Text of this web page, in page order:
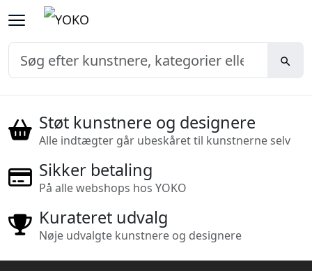
Støt kunstnere og designere
Alle indtægter går ubeskåret til kunstnerne selv
Sikker betaling
På alle webshops hos YOKO
Kurateret udvalg
Nøje udvalgte kunstnere og designere